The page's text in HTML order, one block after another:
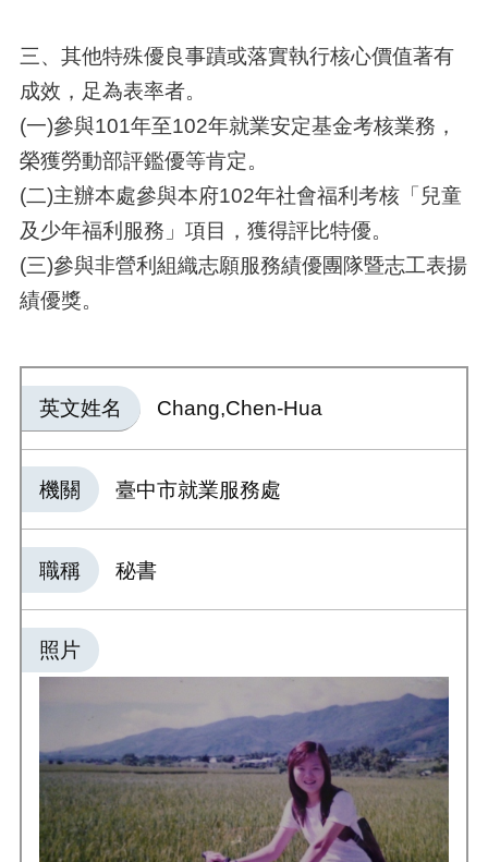
三、其他特殊優良事蹟或落實執行核心價值著有
成效，足為表率者。
(一)參與101年至102年就業安定基金考核業務，
榮獲勞動部評鑑優等肯定。
(二)主辦本處參與本府102年社會福利考核「兒童
及少年福利服務」項目，獲得評比特優。
(三)參與非營利組織志願服務績優團隊暨志工表揚
績優獎。
英文姓名 Chang,Chen-Hua
機關 臺中市就業服務處
職稱 秘書
照片